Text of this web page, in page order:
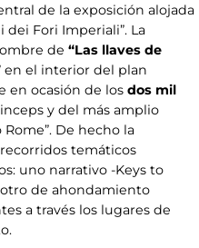
de la exposición alojada
dei Fori Imperiali”. La
de “Las llaves de
en el interior del plan
en ocasión de los dos mil
y del más amplio
De hecho la
temáticos
uno narrativo -Keys to
otro de ahondamiento
a través los lugares de